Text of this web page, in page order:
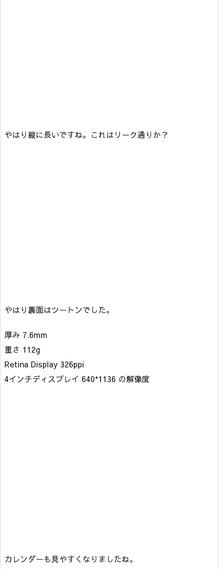
やはり縦に長いですね。これはリーク通りか？
やはり裏面はツートンでした。
厚み 7.6mm
重さ 112g
Retina Display 326ppi
4インチディスプレイ 640*1136 の解像度
カレンダーも見やすくなりましたね。